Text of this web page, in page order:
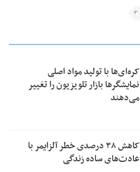
کره‌ای‌ها با تولید مواد اصلی
نمایشگرها بازار تلویزیون را تغییر
می‌دهند
کاهش ۳۸ درصدی خطر آلزایمر با
عادت‌های ساده زندگی